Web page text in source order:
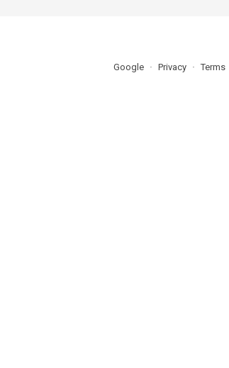
Google Privacy Terms